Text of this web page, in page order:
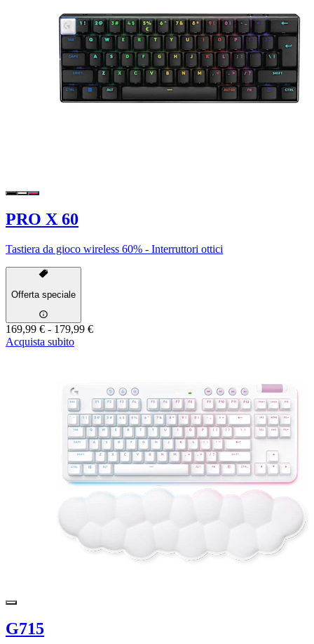
PRO X 60
Tastiera da gioco wireless 60% - Interruttori ottici
Offerta speciale
169,99 € - 179,99 €
Acquista subito
G715